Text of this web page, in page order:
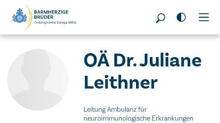
Seitenbereiche:
OÄ Dr. Juliane
Leithner
Leitung Ambulanz für
neuroimmunologische Erkrankungen